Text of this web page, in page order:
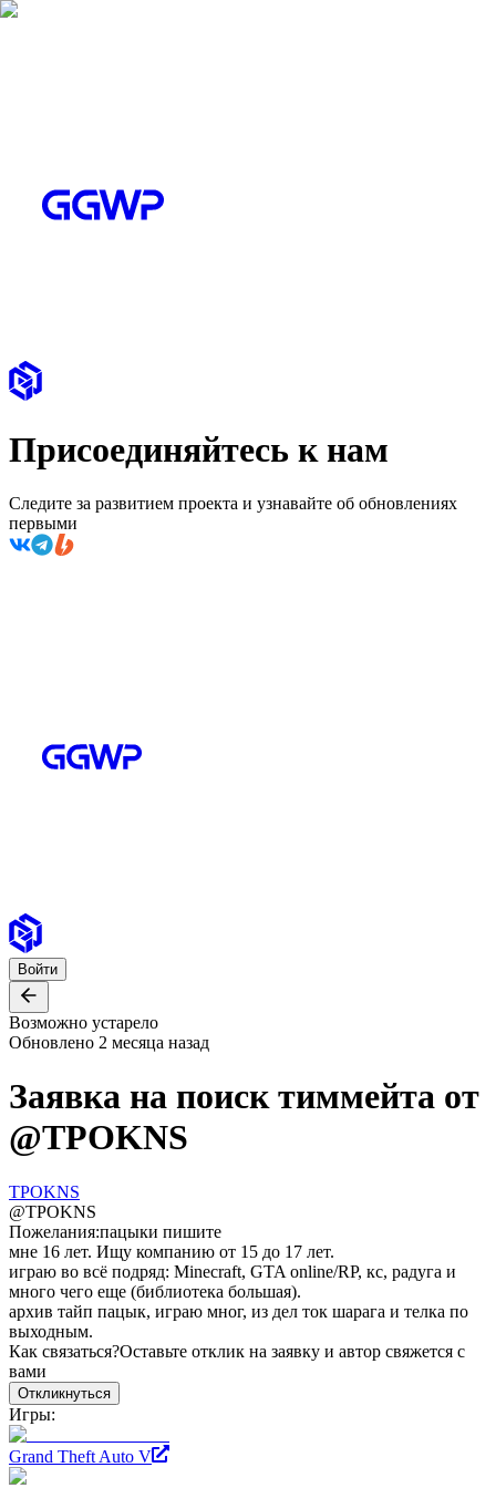
Присоединяйтесь к нам
Следите за развитием проекта и узнавайте об обновлениях
первыми
Войти
Возможно устарело
Обновлено 2 месяца назад
Заявка на поиск тиммейта от
@TPOKNS
TPOKNS
@TPOKNS
Пожелания:пацыки пишите
мне 16 лет. Ищу компанию от 15 до 17 лет.
играю во всё подряд: Minecraft, GTA online/RP, кс, радуга и
много чего еще (библиотека большая).
архив тайп пацык, играю мног, из дел ток шарага и телка по
выходным.
Как связаться?Оставьте отклик на заявку и автор свяжется с
вами
Откликнуться
Игры:
Grand Theft Auto V